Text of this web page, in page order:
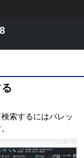
索するにはパレッ
。